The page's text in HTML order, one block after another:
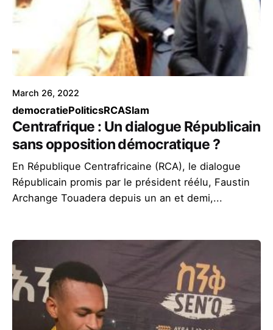
March 26, 2022
democratiePoliticsRCASlam
Centrafrique : Un dialogue Républicain
sans opposition démocratique ?
En République Centrafricaine (RCA), le dialogue
Républicain promis par le président réélu, Faustin
Archange Touadera depuis un an et demi,...